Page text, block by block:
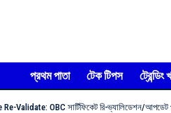
প্রথম পাতা টেক টিপস ট্রেন্ডিং
Validate: OBC সার্টিফিকেট রি-ভ্যালিডেশন/আপডেট